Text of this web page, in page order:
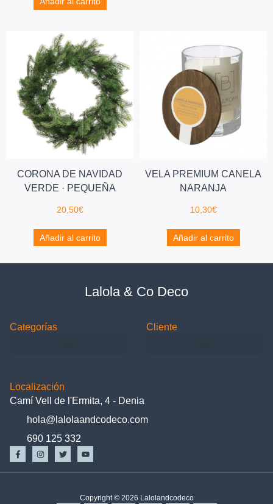
CORONA DE NAVIDAD
VERDE · PEQUEÑA
20,50€
Añadir al carrito
VELA PREMIUM CANELA
NARANJA
10,30€
Añadir al carrito
Lalola & Co Deco
Categorías Cliente
Localización
Camí Vell de l'Ermita, 4 - Denia
hola@lalolaandcodeco.com
690 125 332
Copyright © 2026 Lalolandcodeco